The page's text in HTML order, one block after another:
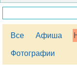
Все Афиша
Фотографии